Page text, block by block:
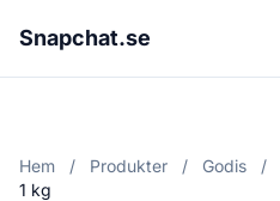
Snapchat.se
Hem / Produkter / Godis /
1 kg